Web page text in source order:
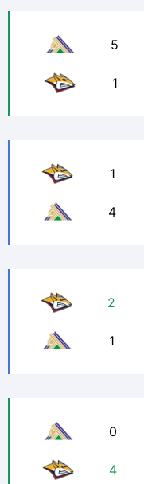
5
1
1
4
2
1
0
4